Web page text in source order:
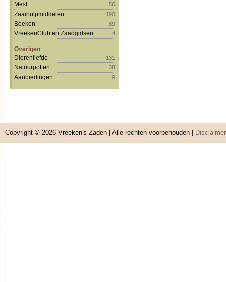
Mest 56
Zaaihulpmiddelen 190
Boeken 89
VreekenClub en Zaadgidsen 4
Overigen
Dierenliefde
131
Natuurpotten 38
Aanbiedingen 9
Copyright © 2026 Vreeken's Zaden | Alle rechten voorbehouden | Disclaimer